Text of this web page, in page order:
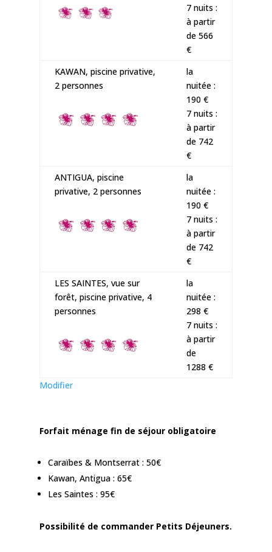
Modifier
7 nuits :
à partir
de 566
€
KAWAN, piscine privative,
2 personnes
la
nuitée :
190 €
7 nuits :
à partir
de 742
€
ANTIGUA, piscine
privative, 2 personnes
la
nuitée :
190 €
7 nuits :
à partir
de 742
€
LES SAINTES, vue sur
forêt, piscine privative, 4
personnes
la
nuitée :
298 €
7 nuits :
à partir
de
1288 €
Forfait ménage fin de séjour obligatoire
Caraïbes & Montserrat : 50€
Kawan, Antigua : 65€
Les Saintes : 95€
Possibilité de commander Petits Déjeuners.